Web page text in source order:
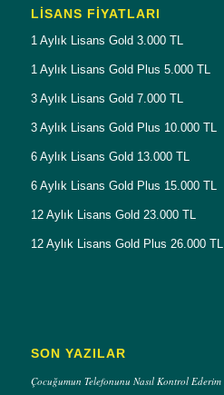
LISANS FIYATLARI
1 Aylık Lisans Gold 3.000 TL
1 Aylık Lisans Gold Plus 5.000 TL
3 Aylık Lisans Gold 7.000 TL
3 Aylık Lisans Gold Plus 10.000 TL
6 Aylık Lisans Gold 13.000 TL
6 Aylık Lisans Gold Plus 15.000 TL
12 Aylık Lisans Gold 23.000 TL
12 Aylık Lisans Gold Plus 26.000 TL
SON YAZILAR
Çocuğumun Telefonunu Nasıl Kontrol Ederim